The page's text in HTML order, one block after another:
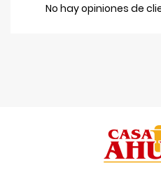
No hay opiniones de